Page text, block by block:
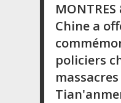
MONTRES
Chine a
policiers